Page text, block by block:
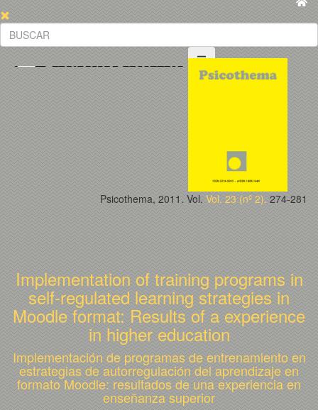
Psicothema, 2011. Vol. Vol. 23 (nº 2). 274-281
Implementation of training programs in
self-regulated learning strategies in
Moodle format: Results of a experience
in higher education
Implementación de programas de entrenamiento en
estrategias de autorregulación del aprendizaje en
formato Moodle: resultados de una experiencia en
enseñanza superior